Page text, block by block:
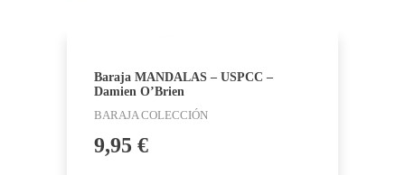
Baraja MANDALAS – USPCC –
Damien O’Brien
BARAJA COLECCIÓN
9,95 €